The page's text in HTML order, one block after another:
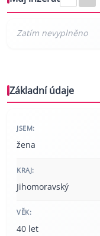
Základní údaje
JSEM:
žena
KRAJ:
Jihomoravský
VĚK:
40 let